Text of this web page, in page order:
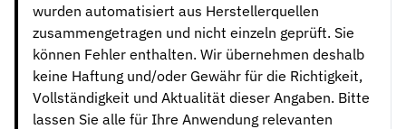
wurden automatisiert aus Herstellerquellen
zusammengetragen und nicht einzeln geprüft. Sie
können Fehler enthalten. Wir übernehmen deshalb
keine Haftung und/oder Gewähr für die Richtigkeit,
Vollständigkeit und Aktualität dieser Angaben. Bitte
lassen Sie alle für Ihre Anwendung relevanten